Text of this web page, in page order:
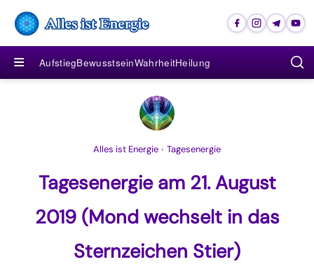
≡ AufstiegBewusstseinWahrheitHeilung
Alles ist Energie › Tagesenergie
Tagesenergie am 21. August
2019 (Mond wechselt in das
Sternzeichen Stier)